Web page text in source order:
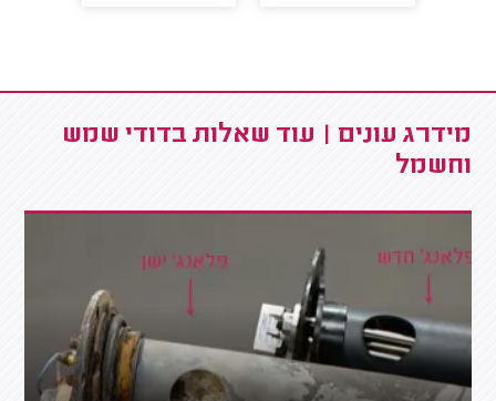
מידרג עונים | עוד שאלות בדודי שמש
וחשמל